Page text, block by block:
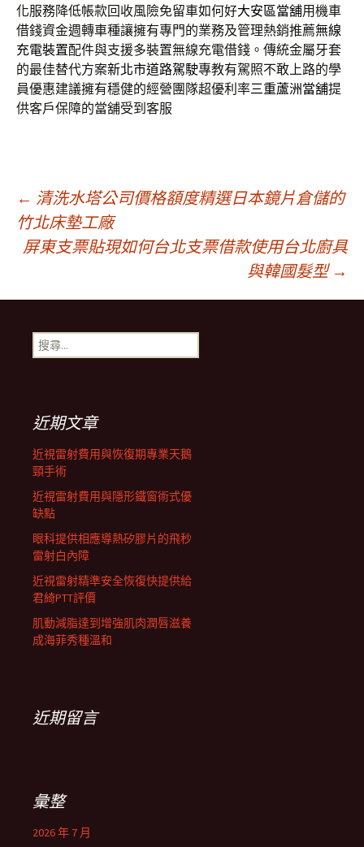
化服務降低帳款回收風險免留車如何好大安區當舖用機車
借錢資金週轉車種讓擁有專門的業務及管理熱銷推薦無線
充電裝置配件與支援多裝置無線充電借錢。傳統金屬牙套
的最佳替代方案新北市道路駕駛專教有駕照不敢上路的學
員優惠建議擁有穩健的經營團隊超優利率三重蘆洲當舖提
供客戶保障的當舖受到客服
文
章
導
航
列
← 清洗水塔公司價格額度精選日本鏡片倉儲的
竹北床墊工廠
屏東支票貼現如何台北支票借款使用台北廚具
與韓國髮型 →
搜
尋
近期文章
近視雷射費用與恢復期專業天鵝
頸手術
近視雷射費用與隱形鐵窗術式優
缺點
眼科提供相應導熱矽膠片的飛秒
雷射白內障
近視雷射精準安全恢復快提供給
君綺PTT評價
肌動減脂達到增強肌肉潤唇滋養
成海菲秀種溫和
近期留言
彙整
2026 年 7 月